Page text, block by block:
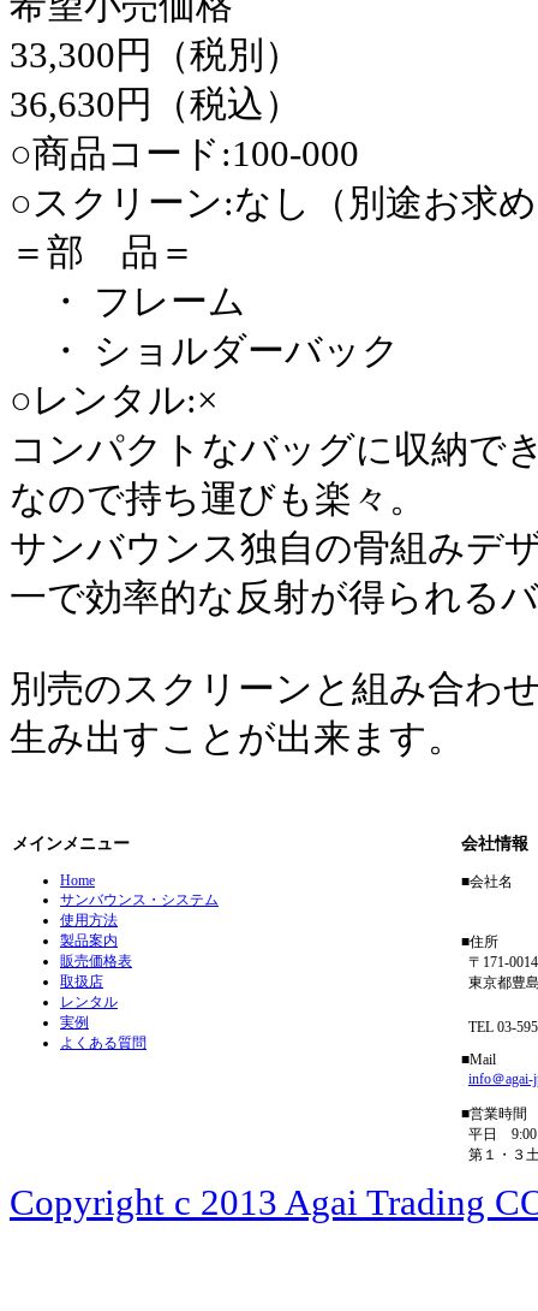
33,300円（税別）
36,630円（税込）
○商品コード:100-000
○スクリーン:なし（別途お求
＝部 品＝
・ フレーム
・ ショルダーバック
○レンタル:×
コンパクトなバッグに収納で
なので持ち運びも楽々。
サンバウンス独自の骨組みデ
一で効率的な反射が得られる
別売のスクリーンと組み合わ
生み出すことが出来ます。
メインメニュー
Home
サンバウンス・システム
使用方法
製品案内
販売価格表
取扱店
レンタル
実例
よくある質問
会社情報
■会社名
■住所
〒171-0014
東京都豊
TEL 03-
■Mail
info＠agai-
■営業時間
平日 9:00
第１・３
Copyright c 2013 Agai Trading